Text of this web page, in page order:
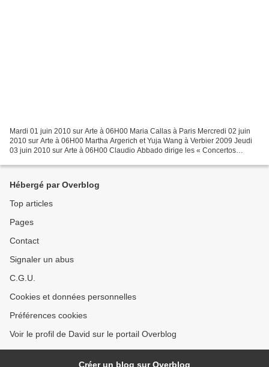
Mardi 01 juin 2010 sur Arte à 06H00 Maria Callas à Paris Mercredi 02 juin
2010 sur Arte à 06H00 Martha Argerich et Yuja Wang à Verbier 2009 Jeudi
03 juin 2010 sur Arte à 06H00 Claudio Abbado dirige les « Concertos
Hébergé par Overblog
Top articles
Pages
Contact
Signaler un abus
C.G.U.
Cookies et données personnelles
Préférences cookies
Voir le profil de David sur le portail Overblog
Créer un blog sur Overblog